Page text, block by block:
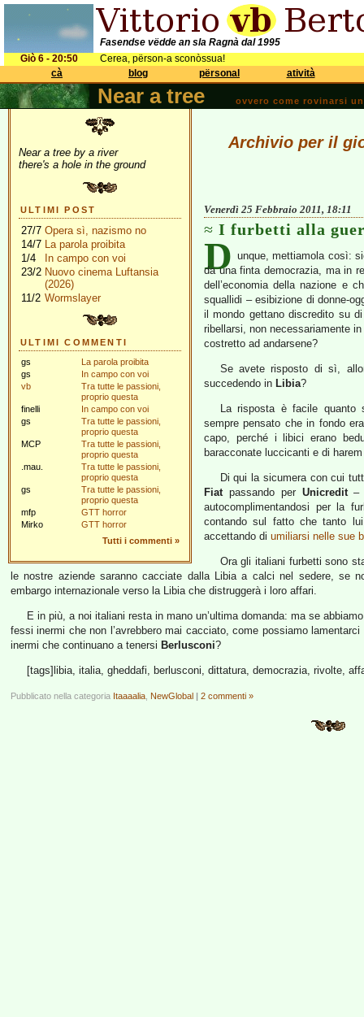
Fasendse vëdde an sla Ragnà dal 1995
Giò 6 - 20:50
Cerea, përson-a sconòssua!
cà
blog përsonal atività
Near a tree ovvero come rovinarsi
Near a tree by a river
there's a hole in the ground
ULTIMI POST
27/7 Opera sì, nazismo no
14/7 La parola proibita
1/4
In campo con voi
23/2 Nuovo cinema Luftansia
(2026)
11/2 Wormslayer
ULTIMI COMMENTI
gs
La parola proibita
gs
In campo con voi
vb
Tra tutte le passioni,
proprio questa
finelli
In campo con voi
gs
Tra tutte le passioni,
proprio questa
MCP
Tra tutte le passioni,
proprio questa
.mau.
Tra tutte le passioni,
proprio questa
gs
Tra tutte le passioni,
proprio questa
mfp
GTT horror
Mirko
GTT horror
Tutti i commenti »
Archivio per il
Venerdì 25 Febbraio 2011, 18:11
I furbetti alla
D unque, mettiamola così:
da una finta democrazia, ma in
dell’economia della nazione e
squallidi – esibizione di donne-
il mondo gettano discredito su
ribellarsi, non necessariamente
costretto ad andarsene?
Se avete risposto di sì,
succedendo in Libia?
La risposta è facile quanto
sempre pensato che in fondo
capo, perché i libici erano
baracconate luccicanti e di
Di qui la sicumera con cui
Fiatpassando per Unicredit–
autocomplimentandosi per la
contando sul fatto che tanto
accettando di umiliarsi nelle sue
Ora gli italiani furbetti sono
le nostre aziende saranno cacciate dalla Libia a calci nel sedere, se
embargo internazionale verso la Libia che distruggerà i loro affari.
E in più, a noi italiani resta in mano un’ultima domanda: ma se
fessi inermi che non l’avrebbero mai cacciato, come possiamo
inermi che continuano a tenersi Berlusconi?
[tags]libia, italia, gheddafi, berlusconi, dittatura, democrazia, rivolte,
Pubblicato nella categoria Itaaaalia NewGlobal | 2 commenti »